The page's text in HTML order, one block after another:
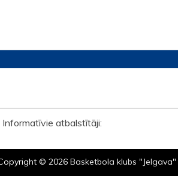
atbalstītāji:
© 2026 Basketbola klubs "Jelgava"